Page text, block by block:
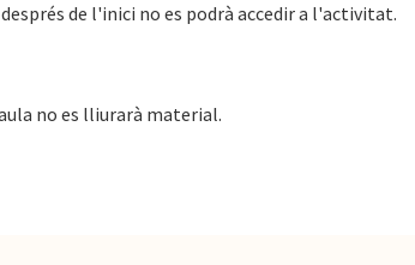
de l'inici no es podrà accedir a l'activitat.
no es lliurarà material.